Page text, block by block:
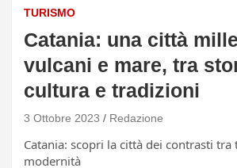
TURISMO
Catania: una città
vulcani e mare, tra
cultura e tradizioni
3 Ottobre 2023 Redazione
Catania: scopri la città dei contrasti tra
modernità